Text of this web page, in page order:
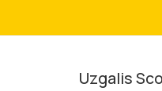
Uzgalis